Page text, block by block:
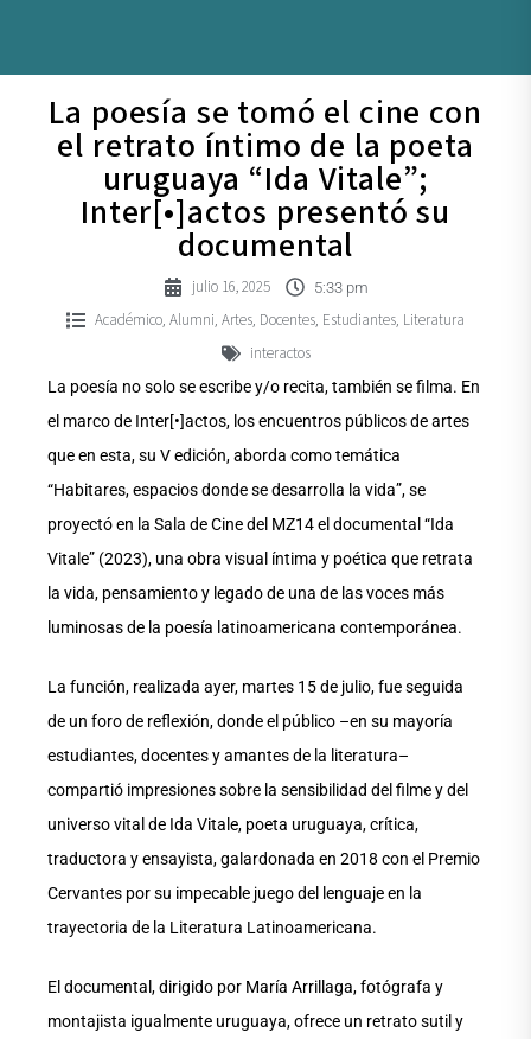
La poesía se tomó el cine con
el retrato íntimo de la poeta
uruguaya “Ida Vitale”;
Inter[•]actos presentó su
documental
julio 16, 2025 5:33 pm
Académico Alumni Artes Docentes Estudiantes Literatura
interactos
La poesía no solo se escribe y/o recita, también se filma. En
el marco de Inter[•]actos, los encuentros públicos de artes
que en esta, su V edición, aborda como temática
“Habitares, espacios donde se desarrolla la vida”, se
proyectó en la Sala de Cine del MZ14 el documental “Ida
Vitale” (2023), una obra visual íntima y poética que retrata
la vida, pensamiento y legado de una de las voces más
luminosas de la poesía latinoamericana contemporánea.
La función, realizada ayer, martes 15 de julio, fue seguida
de un foro de reflexión, donde el público –en su mayoría
estudiantes, docentes y amantes de la literatura–
compartió impresiones sobre la sensibilidad del filme y del
universo vital de Ida Vitale, poeta uruguaya, crítica,
traductora y ensayista, galardonada en 2018 con el Premio
Cervantes por su impecable juego del lenguaje en la
trayectoria de la Literatura Latinoamericana.
El documental, dirigido por María Arrillaga, fotógrafa y
montajista igualmente uruguaya, ofrece un retrato sutil y